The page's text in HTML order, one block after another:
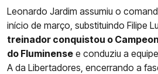
Leonardo Jardim assumiu o
início de março, substituindo Filipe
treinador conquistou o
do Fluminense e conduziu a
A da Libertadores, encerrando a